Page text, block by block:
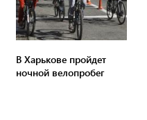
В Харькове пройдет
ночной велопробег